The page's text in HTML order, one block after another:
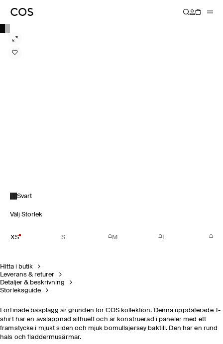
Svart
Välj Storlek
XS S M L
Hitta i butik
Leverans & returer
Detaljer & beskrivning
Storleksguide
Förfinade basplagg är grunden för COS kollektion. Denna uppdaterade T-
shirt har en avslappnad silhuett och är konstruerad i paneler med ett
framstycke i mjukt siden och mjuk bomullsjersey baktill. Den har en rund
hals och fladdermusärmar.